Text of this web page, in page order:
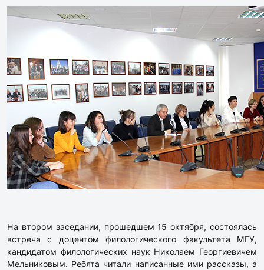
На втором заседании, прошедшем 15 октября, состоялась
встреча с доцентом филологического факультета МГУ,
кандидатом филологических наук Николаем Георгиевичем
Мельниковым. Ребята читали написанные ими рассказы, а